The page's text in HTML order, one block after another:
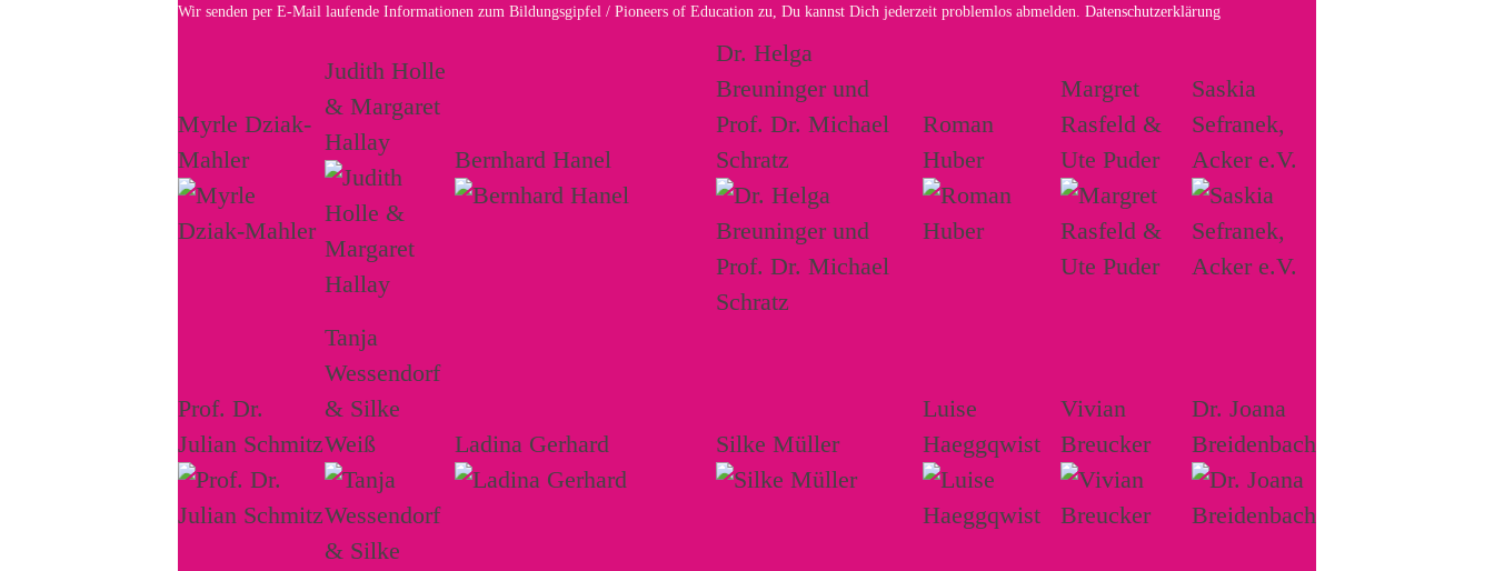
Wir senden per E-Mail laufende Informationen zum Bildungsgipfel / Pioneers of Education zu, Du kannst Dich jederzeit problemlos abmelden. Datenschutzerklärung
Myrle Dziak-
Mahler
Judith Holle
& Margaret
Hallay
Bernhard Hanel
Dr. Helga
Breuninger und
Prof. Dr. Michael
Schratz
Roman
Huber
Margret
Rasfeld &
Ute Puder
Saskia
Sefranek,
Acker e.V.
Prof. Dr.
Julian Schmitz
Tanja
Wessendorf
& Silke
Weiß
Ladina Gerhard Silke Müller
Luise
Haeggqwist
Vivian
Breucker
Dr. Joana
Breidenbach